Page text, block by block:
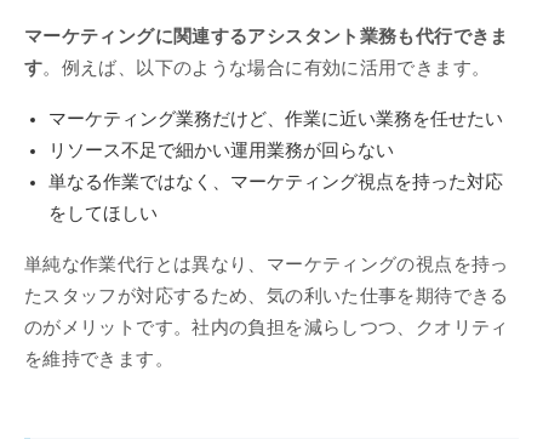
マーケティングに関連するアシスタント業務も代行できま
す。例えば、以下のような場合に有効に活用できます。
マーケティング業務だけど、作業に近い業務を任せたい
リソース不足で細かい運用業務が回らない
単なる作業ではなく、マーケティング視点を持った対応
をしてほしい
単純な作業代行とは異なり、マーケティングの視点を持っ
たスタッフが対応するため、気の利いた仕事を期待できる
のがメリットです。社内の負担を減らしつつ、クオリティ
を維持できます。